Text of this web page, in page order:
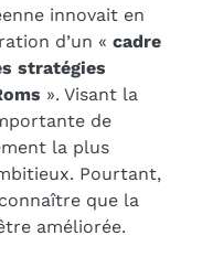
innovait en
d’un « cadre
stratégies
». Visant la
de
la plus
Pourtant,
que la
améliorée.